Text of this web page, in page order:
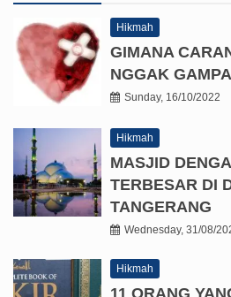
Hikmah
GIMANA
NGGAK
Sunday, 16/10/2022
Hikmah
MASJID
TERBESAR DI
TANGERANG
Wednesday, 31/08/
Hikmah